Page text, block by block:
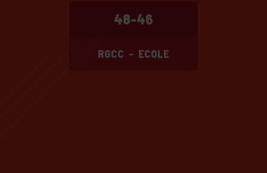
48-46
RGCC - ECOLE